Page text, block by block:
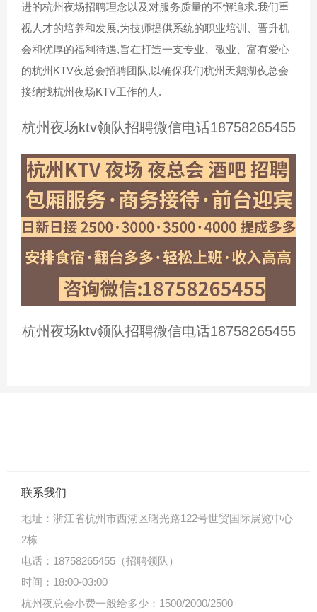
进的杭州夜场招聘理念以及对服务质量的不懈追求.我们重
视人才的培养和发展,为技师提供系统的职业培训、晋升机
会和优厚的福利待遇,旨在打造一支专业、敬业、富有爱心
的杭州KTV夜总会招聘团队,以确保我们杭州天鹅湖夜总会
接纳找杭州夜场KTV工作的人.
杭州夜场ktv领队招聘微信电话18758265455
杭州夜场ktv领队招聘微信电话18758265455
联系我们
地址： 浙江省杭州市西湖区曙光路122号世贸国际展览中心
2栋
电话：18758265455（招聘领队）
时间：18:00-03:00
杭州夜总会小费一般给多少：1500/2000/2500